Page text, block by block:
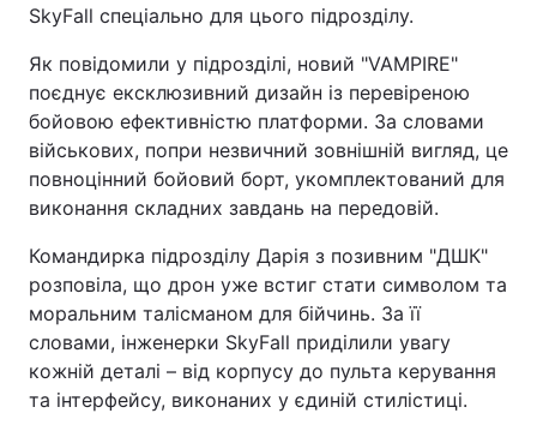
SkyFall спеціально для цього підрозділу.
Як повідомили у підрозділі, новий "VAMPIRE"
поєднує ексклюзивний дизайн із перевіреною
бойовою ефективністю платформи. За словами
військових, попри незвичний зовнішній вигляд, це
повноцінний бойовий борт, укомплектований для
виконання складних завдань на передовій.
Командирка підрозділу Дарія з позивним "ДШК"
розповіла, що дрон уже встиг стати символом та
моральним талісманом для бійчинь. За її
словами, інженерки SkyFall приділили увагу
кожній деталі – від корпусу до пульта керування
та інтерфейсу, виконаних у єдиній стилістиці.